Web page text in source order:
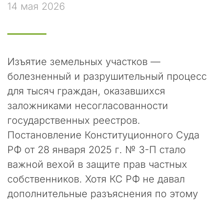
14 мая 2026
Изъятие земельных участков —
болезненный и разрушительный процесс
для тысяч граждан, оказавшихся
заложниками несогласованности
государственных реестров.
Постановление Конституционного Суда
РФ от 28 января 2025 г. № 3-П стало
важной вехой в защите прав частных
собственников. Хотя КС РФ не давал
дополнительные разъяснения по этому
р
е
ы
к
о
л
л
е
г
!
В
о